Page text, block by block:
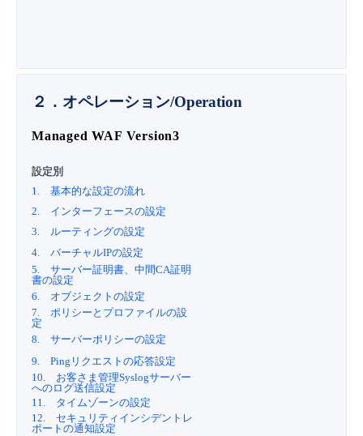
- Flexible InterConnect
- vUTM2
２．オペレーション/Operation
Managed WAF Version3
設定別
1. 基本的な設定の流れ
2. インターフェースの設定
3. ルーティングの設定
4. バーチャルIPの設定
5. サーバー証明書、中間CA証明
書の設定
6. オブジェクトの設定
7. ポリシーとプロファイルの設
定
8. サーバーポリシーの設定
9. Pingリクエストの応答設定
10. お客さま管理Syslogサーバー
へのログ送信設定
11. タイムゾーンの設定
12. セキュリティインシデントレ
ポートの通知設定